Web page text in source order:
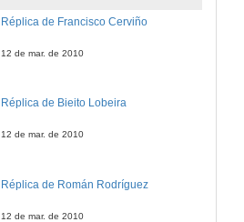
Réplica de Francisco Cerviño
12 de mar. de 2010
Réplica de Bieito Lobeira
12 de mar. de 2010
Réplica de Román Rodríguez
12 de mar. de 2010